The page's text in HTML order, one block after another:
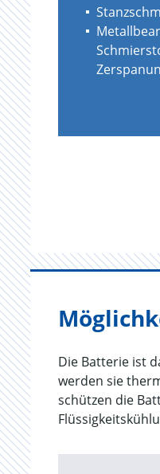
Die Batterie ist
werden sie
schützen die